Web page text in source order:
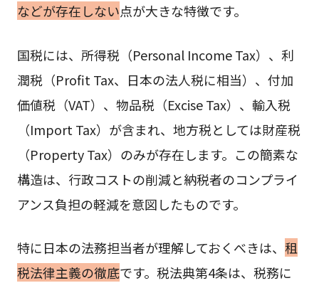
などが存在しない点が大きな特徴です。
国税には、所得税（Personal Income Tax）、利
潤税（Profit Tax、日本の法人税に相当）、付加
価値税（VAT）、物品税（Excise Tax）、輸入税
（Import Tax）が含まれ、地方税としては財産税
（Property Tax）のみが存在します。この簡素な
構造は、行政コストの削減と納税者のコンプライ
アンス負担の軽減を意図したものです。
特に日本の法務担当者が理解しておくべきは、 租
税法律主義の徹底です。税法典第4条は、税務に